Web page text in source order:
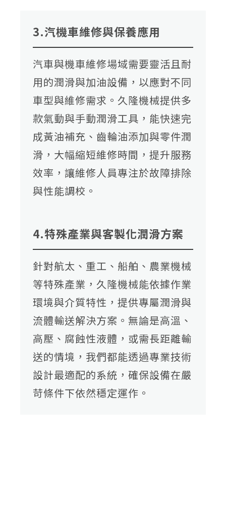
3.汽機車維修與保養應用
汽車與機車維修場域需要靈活且耐
用的潤滑與加油設備，以應對不同
車型與維修需求。久隆機械提供多
款氣動與手動潤滑工具，能快速完
成黃油補充、齒輪油添加與零件潤
滑，大幅縮短維修時間，提升服務
效率，讓維修人員專注於故障排除
與性能調校。
4.特殊產業與客製化潤滑方案
針對航太、重工、船舶、農業機械
等特殊產業，久隆機械能依據作業
環境與介質特性，提供專屬潤滑與
流體輸送解決方案。無論是高溫、
高壓、腐蝕性液體，或需長距離輸
送的情境，我們都能透過專業技術
設計最適配的系統，確保設備在嚴
苛條件下依然穩定運作。
Cookies 同意